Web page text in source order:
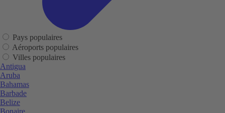
Pays populaires
Aéroports populaires
Villes populaires
Antigua
Aruba
Bahamas
Barbade
Belize
Bonaire